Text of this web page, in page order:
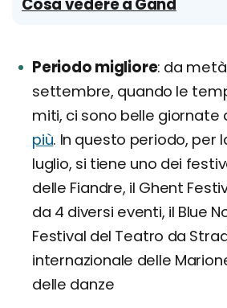
Cosa vedere a Gand
Periodo migliore da
settembre, quando le
miti, ci sono belle giornate
più. In questo periodo, per
luglio, si tiene uno dei
delle Fiandre, il Ghent
da 4 diversi eventi, il Blue
Festival del Teatro da
internazionale delle
delle danze